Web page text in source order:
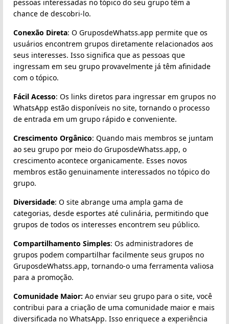
pessoas interessadas no tópico do seu grupo têm a
chance de descobri-lo.
Conexão Direta: O GruposdeWhatss.app permite que os
usuários encontrem grupos diretamente relacionados aos
seus interesses. Isso significa que as pessoas que
ingressam em seu grupo provavelmente já têm afinidade
com o tópico.
Fácil Acesso: Os links diretos para ingressar em grupos no
WhatsApp estão disponíveis no site, tornando o processo
de entrada em um grupo rápido e conveniente.
Crescimento Orgânico: Quando mais membros se juntam
ao seu grupo por meio do GruposdeWhatss.app, o
crescimento acontece organicamente. Esses novos
membros estão genuinamente interessados no tópico do
grupo.
Diversidade: O site abrange uma ampla gama de
categorias, desde esportes até culinária, permitindo que
grupos de todos os interesses encontrem seu público.
Compartilhamento Simples: Os administradores de
grupos podem compartilhar facilmente seus grupos no
GruposdeWhatss.app, tornando-o uma ferramenta valiosa
para a promoção.
Comunidade Maior: Ao enviar seu grupo para o site, você
contribui para a criação de uma comunidade maior e mais
diversificada no WhatsApp. Isso enriquece a experiência